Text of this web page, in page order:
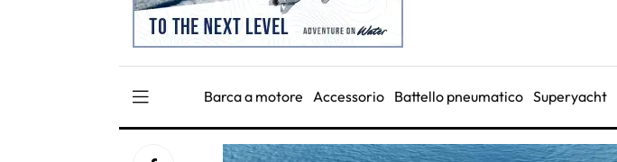
Barca a motore Accessorio Battello pneumatico Superyacht